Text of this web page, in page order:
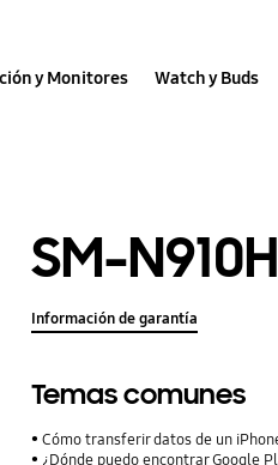
y Monitores Watch y Buds
SM-N910H
Información de garantía
Temas comunes
Cómo transferir datos de un
¿Dónde puedo encontrar Google